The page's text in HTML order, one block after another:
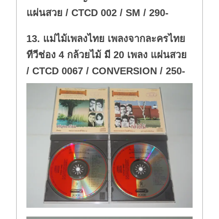
แผ่นสวย / CTCD 002 / SM / 290-
13. แม่ไม้เพลงไทย เพลงจากละครไทย
ทีวีช่อง 4 กล้วยไม้ มี 20 เพลง แผ่นสวย
/ CTCD 0067 / CONVERSION / 250-